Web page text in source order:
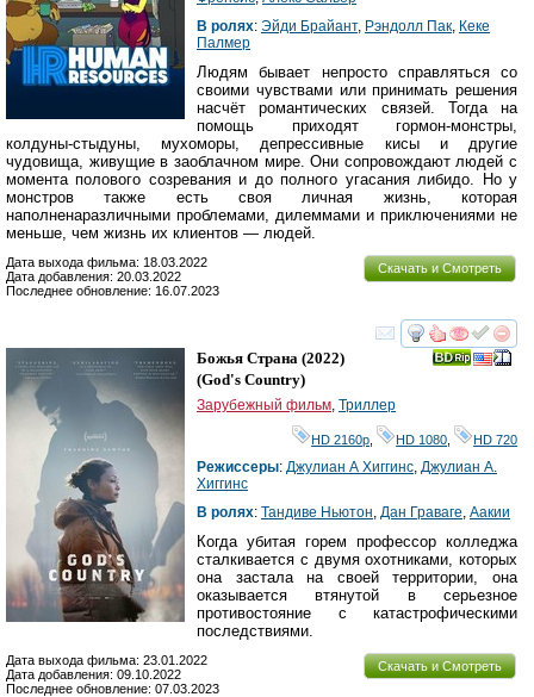
В ролях: Эйди Брайант, Рэндолл Пак, Кеке
Палмер
Людям бывает непросто справляться со
своими чувствами или принимать решения
насчёт романтических связей. Тогда на
помощь приходят гормон-монстры,
колдуны-стыдуны, мухоморы, депрессивные кисы и другие
чудовища, живущие в заоблачном мире. Они сопровождают людей с
момента полового созревания и до полного угасания либидо. Но у
монстров также есть своя личная жизнь, которая
наполненаразличными проблемами, дилеммами и приключениями не
меньше, чем жизнь их клиентов — людей.
Скачать и Смотреть
Дата выхода фильма: 18.03.2022
Дата добавления: 20.03.2022
Последнее обновление: 16.07.2023
смотреть
Божья Страна (2022)
(God's Country)
Зарубежный фильм, Триллер
HD 2160р HD 1080 HD 720
Режиссеры: Джулиан А Хиггинс, Джулиан А.
Хиггинс
В ролях: Тандиве Ньютон, Дан Граваге, Аакии
Когда убитая горем профессор колледжа
сталкивается с двумя охотниками, которых
она застала на своей территории, она
оказывается втянутой в серьезное
противостояние с катастрофическими
последствиями.
Скачать и Смотреть
Дата выхода фильма: 23.01.2022
Дата добавления: 09.10.2022
Последнее обновление: 07.03.2023